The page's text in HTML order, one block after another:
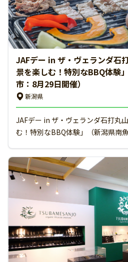
JAFデー in ザ・ヴェランダ石
景を楽しむ！特別なBBQ体験
市：8月29日開催）
新潟県
JAFデー in ザ・ヴェランダ石打丸
む！特別なBBQ体験」（新潟県南